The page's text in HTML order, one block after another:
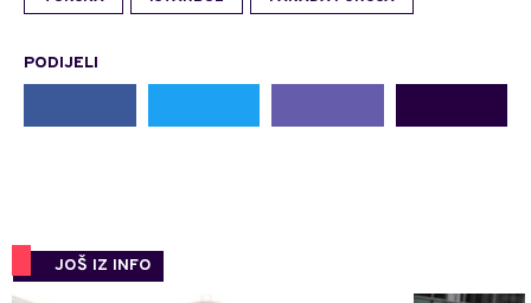
PODIJELI
JOŠ IZ INFO